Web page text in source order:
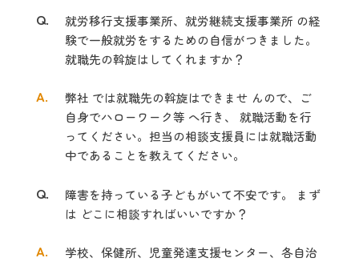
Q.
就労移行支援事業所、就労継続支援事業所 の経
験で一般就労をするための自信がつきました。
就職先の斡旋はしてくれますか？
A.
弊社 では就職先の斡旋はできませ んので、ご
自身でハローワーク等 へ行き、 就職活動を行
ってください。担当の相談支援員には就職活動
中であることを教えてください。
Q.
障害を持っている子どもがいて不安です。 まず
は どこに相談すればいいですか？
A.
学校、保健所、児童発達支援センター、各自治